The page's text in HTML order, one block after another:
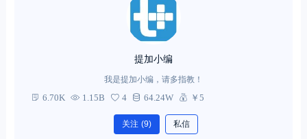
提加小编
我是提加小编，请多指教！
6.70K 1.15B 4 64.24W ￥5
关注 (9) 私信